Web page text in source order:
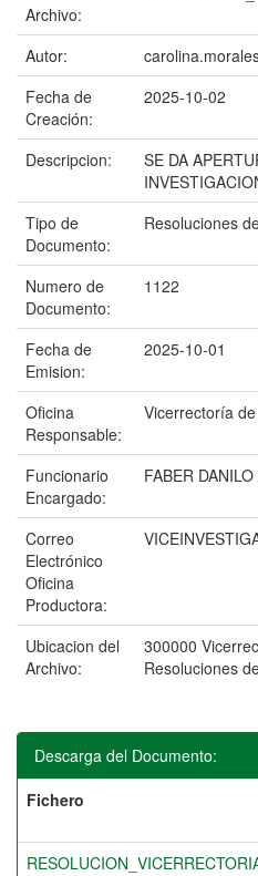
Archivo:
Autor:
Fecha de
Creación:
2025-10-02
Descripcion:
SE DA
Tipo de
Documento:
Resoluciones
Numero de
Documento:
1122
Fecha de
Emision:
2025-10-01
Oficina
Responsable:
Vicerrectoría
Funcionario
Encargado:
FABER
Correo
Electrónico
Oficina
Productora:
Ubicacion del
Archivo:
300000
Resoluciones
Descarga del Documento:
Fichero